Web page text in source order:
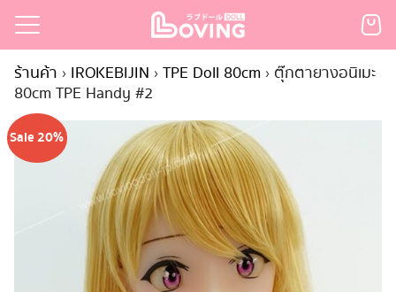
Skip
content
ก
for:
ร้านค้า › IROKEBIJIN › TPE Doll 80cm › ตุ๊กตายางอนิเมะ
80cm TPE Handy #2
Sale 20%